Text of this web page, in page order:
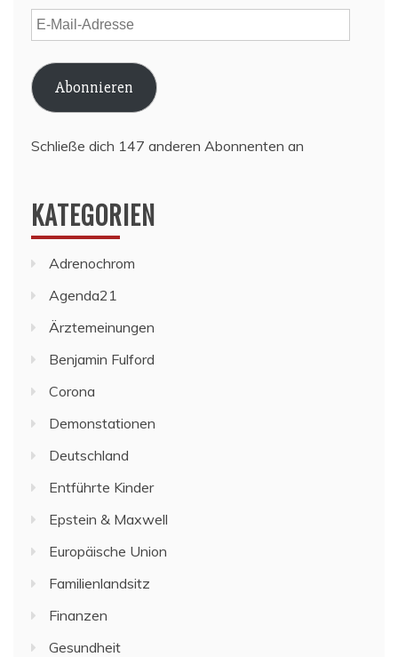
E-
Mail-
Adresse
Abonnieren
Schließe dich 147 anderen Abonnenten an
KATEGORIEN
Adrenochrom
Agenda21
Ärztemeinungen
Benjamin Fulford
Corona
Demonstationen
Deutschland
Entführte Kinder
Epstein & Maxwell
Europäische Union
Familienlandsitz
Finanzen
Gesundheit